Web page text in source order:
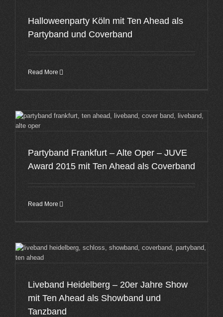
Halloweenparty Köln mit Ten Ahead als
Partyband und Coverband
Read More
Partyband Frankfurt – Alte Oper – JUVE
Award 2015 mit Ten Ahead als Coverband
Read More
Liveband Heidelberg – 20er Jahre Show
mit Ten Ahead als Showband und
Tanzband